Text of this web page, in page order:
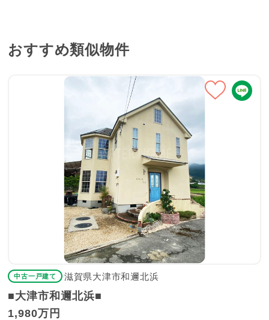
おすすめ類似物件
中古一戸建て 滋賀県大津市和邇北浜
■大津市和邇北浜■
1,980万円